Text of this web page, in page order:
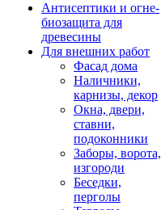
Антисептики и огне-
биозащита для
древесины
Для внешних работ
Фасад дома
Наличники,
карнизы, декор
Окна, двери,
ставни,
подоконники
Заборы, ворота,
изгороди
Беседки,
перголы